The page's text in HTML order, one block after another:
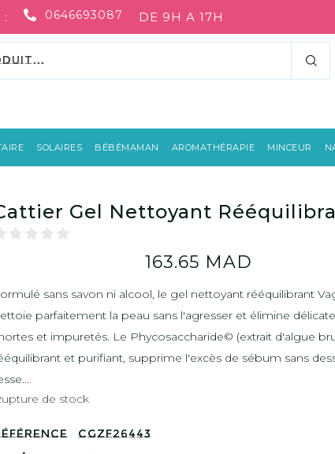
0646693087 DE 9H A 17H
SOLAIRES BÉBÉMAMAN AROMATHÉRAPIE MINCEUR
Gel Nettoyant
163.65 MAD
sans savon ni alcool, le gel nettoyant rééquilibrant
parfaitement la peau sans l'agresser et élimine
et impuretés. Le Phycosaccharide© (extrait d'algue
et purifiant, supprime l'excès de sébum sans
de stock
CGZF26443